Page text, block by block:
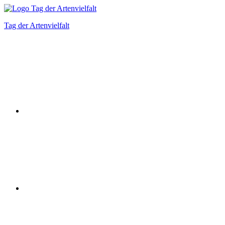
Zum
springen
Tag der Artenvielfalt